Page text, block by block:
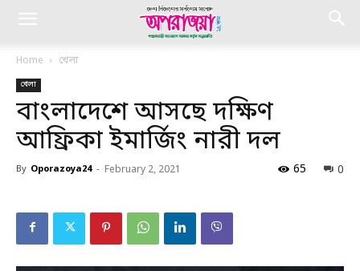
Home খেলা
খেলা
বাংলাদেশে আসছে দক্ষিণ
আফ্রিকা ইমার্জিং নারী দল
By Oporazoya24 - February 2, 2021 0
65